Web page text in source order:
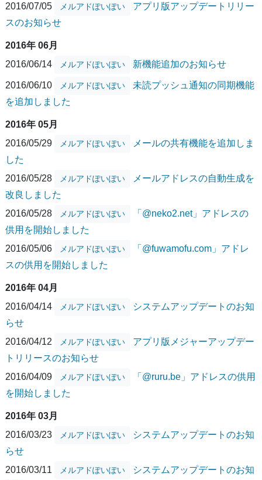
2016/07/05
メルアドぽいぽい
アプリ版アップデートリリー
スのお知らせ
2016年 06月
2016/06/14
メルアドぽいぽい 新機能追加のお知らせ
2016/06/10 メルアドぽいぽい
未読プッシュ通知の同期機能
を追加しました
2016年 05月
2016/05/29
メルアドぽいぽい
メールの共有機能を追加しま
した
2016/05/28
メルアドぽいぽい
メールアドレスの自動生成を
改良しました
2016/05/28
メルアドぽいぽい
「@neko2.net」アドレスの
供用を開始しました
2016/05/06
メルアドぽいぽい
「@fuwamofu.com」アドレ
スの供用を開始しました
2016年 04月
2016/04/14
メルアドぽいぽい
システムアップデートのお知
らせ
2016/04/12
メルアドぽいぽい
アプリ版メジャーアップデー
トリリースのお知らせ
2016/04/09
メルアドぽいぽい
「@ruru.be」アドレスの供用
を開始しました
2016年 03月
2016/03/23
メルアドぽいぽい
システムアップデートのお知
らせ
2016/03/11
メルアドぽいぽい
システムアップデートのお知